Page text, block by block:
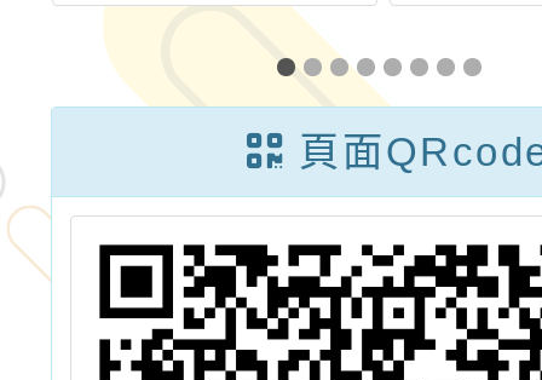
天下雜誌辦理之
2026「永續台
灣創意教案」徵
選活動
市113
語言
文及
計徵
頁面